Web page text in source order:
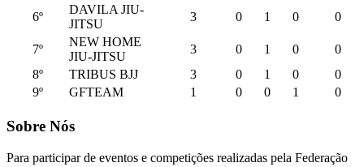
6º
DAVILA JIU-
JITSU
3 0 1 0 0
7º
NEW HOME
JIU-JITSU
3 0 1 0
0
8º
TRIBUS BJJ 3 0 1 0
0
9º
GFTEAM 1 0 0 1 0
Sobre Nós
Para participar de eventos e competições realizadas pela Federação